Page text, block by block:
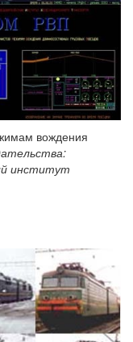
вождения
институт